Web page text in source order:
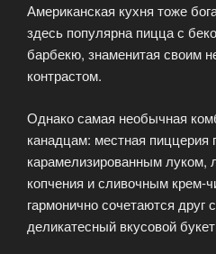
Американская кухня тоже
здесь популярна пицца с
барбекю, знаменитая своим
контрастом.
Однако самая необычная
канадцам: местная пиццерия
карамелизированным луком,
копчения и сливочным крем-
гармонично сочетаются друг
деликатесный вкусовой